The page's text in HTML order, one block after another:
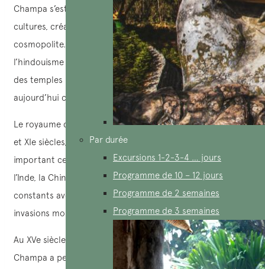
Par durée
Excursions 1-2-3-4 … jours
Programme de 10 – 12 jours
Programme de 2 semaines
Programme de 3 semaines
Champa s’est agrandi en absorbant divers territoires et
cultures, créant ainsi une société complexe et
cosmopolite. Influencés par l’Inde, les Cham ont adopté
l’hindouisme et plus tard le bouddhisme, en construisant
des temples majestueux tels que ceux de My Sơn,
aujourd’hui classés au patrimoine mondial de l’UNESCO.
Le royaume de Champa a atteint son apogée entre les VIIe
et XIe siècles, période durant laquelle il est devenu un
important centre maritime, facilitant le commerce entre
l’Inde, la Chine et l’archipel malais. Cependant, les conflits
constants avec le Dai Viet (ancien Vietnam), ainsi que les
invasions mongoles au XIIIe siècle, ont affaibli le royaume.
Au XVe siècle, après plusieurs défaites face aux Dai Viet, le
Champa a perdu une grande partie de son territoire et de